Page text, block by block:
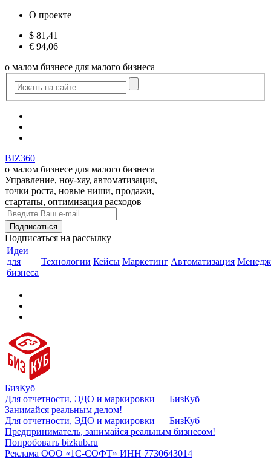
О проекте
$ 81,41
€ 94,06
о малом бизнесе для малого бизнеса
BIZ360
о малом бизнесе для малого бизнеса
Управление, ноу-хау, автоматизация,
точки роста, новые ниши, продажи,
стартапы, оптимизация расходов
Подписаться на рассылку
Идеи
для
бизнеса
Технологии Кейсы Маркетинг Автоматизация
БизКуб
Для отчетности, ЭДО и маркировки — БизКуб
Занимайся реальным делом!
Для отчетности, ЭДО и маркировки — БизКуб
Предприниматель, занимайся реальным бизнесом!
Попробовать bizkub.ru
Реклама ООО «1С-СОФТ» ИНН 7730643014